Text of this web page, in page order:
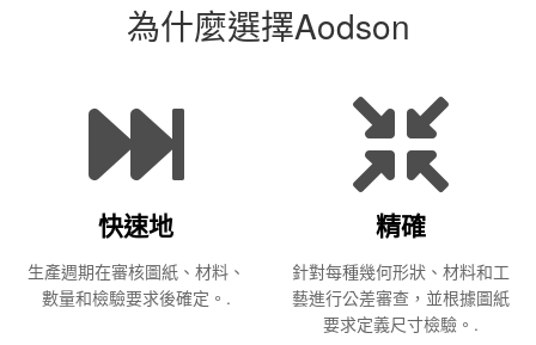
為什麼選擇Aodson
快速地
生產週期在審核圖紙、材料、
數量和檢驗要求後確定。.
精確
針對每種幾何形狀、材料和工
藝進行公差審查，並根據圖紙
要求定義尺寸檢驗。.